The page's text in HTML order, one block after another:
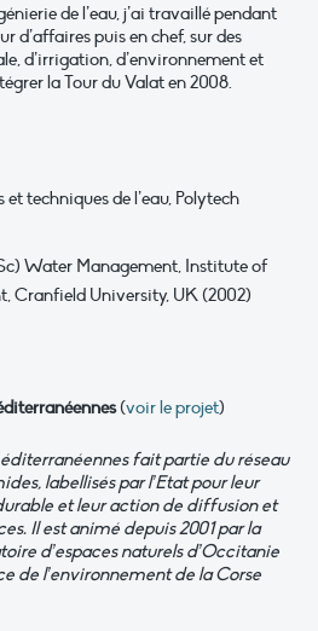
de l’eau, j’ai travaillé pendant
d’affaires puis en chef, sur des
d’irrigation, d’environnement et
la Tour du Valat en 2008.
techniques de l’eau, Polytech
Water Management, Institute of
Cranfield University, UK (2002)
(voir le projet)
fait partie du réseau
labellisés par l’Etat pour leur
et leur action de diffusion et
Il est animé depuis 2001 par la
d’espaces naturels d’Occitanie
de l’environnement de la Corse